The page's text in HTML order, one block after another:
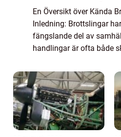
En Översikt över Kända
Inledning: Brottslingar
fängslande del av
handlingar är ofta både
uppsägning runt
kända brott. I ...